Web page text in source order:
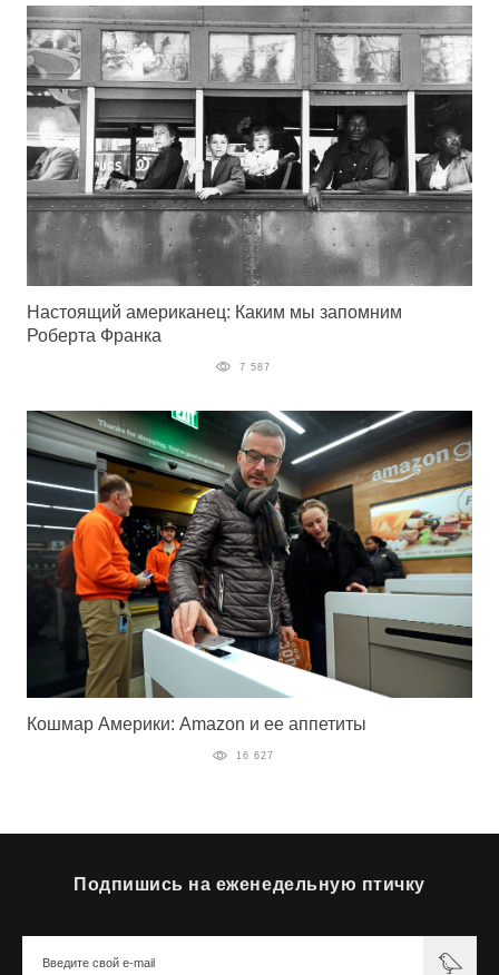
Настоящий американец: Каким мы запомним
Роберта Франка
7 587
Кошмар Америки: Amazon и ее аппетиты
16 627
Подпишись на еженедельную птичку